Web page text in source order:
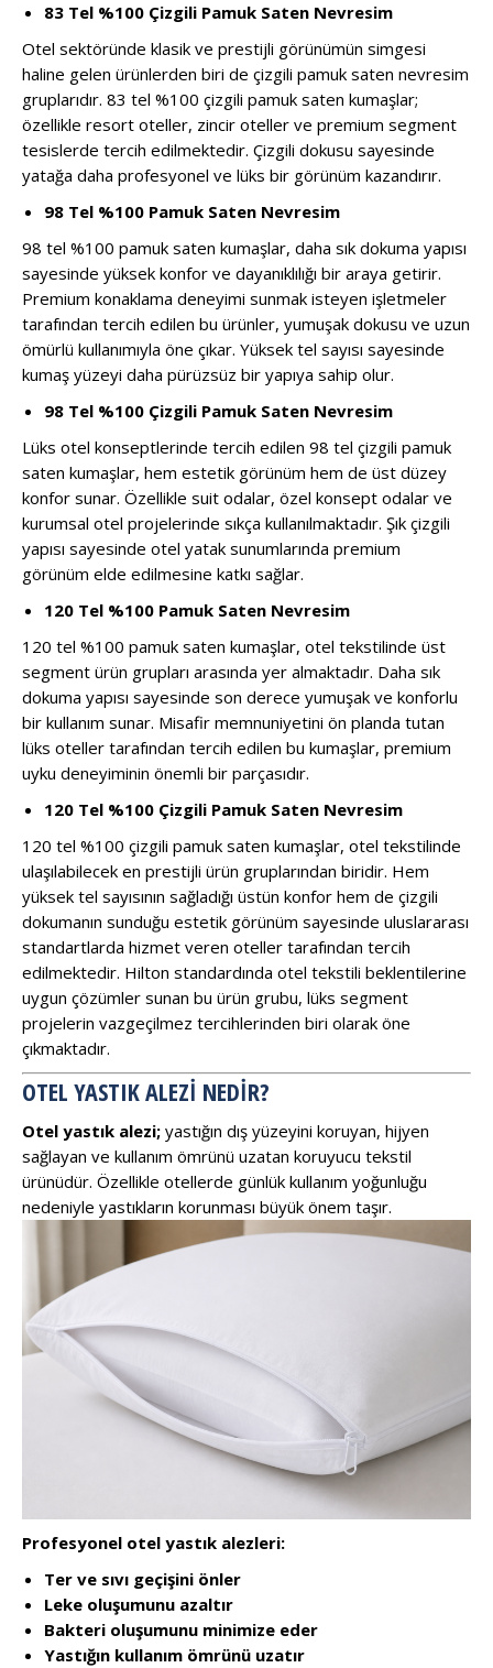
83 Tel %100 Çizgili Pamuk Saten Nevresim
Otel sektöründe klasik ve prestijli görünümün simgesi
haline gelen ürünlerden biri de çizgili pamuk saten nevresim
gruplarıdır. 83 tel %100 çizgili pamuk saten kumaşlar;
özellikle resort oteller, zincir oteller ve premium segment
tesislerde tercih edilmektedir. Çizgili dokusu sayesinde
yatağa daha profesyonel ve lüks bir görünüm kazandırır.
98 Tel %100 Pamuk Saten Nevresim
98 tel %100 pamuk saten kumaşlar, daha sık dokuma yapısı
sayesinde yüksek konfor ve dayanıklılığı bir araya getirir.
Premium konaklama deneyimi sunmak isteyen işletmeler
tarafından tercih edilen bu ürünler, yumuşak dokusu ve uzun
ömürlü kullanımıyla öne çıkar. Yüksek tel sayısı sayesinde
kumaş yüzeyi daha pürüzsüz bir yapıya sahip olur.
98 Tel %100 Çizgili Pamuk Saten Nevresim
Lüks otel konseptlerinde tercih edilen 98 tel çizgili pamuk
saten kumaşlar, hem estetik görünüm hem de üst düzey
konfor sunar. Özellikle suit odalar, özel konsept odalar ve
kurumsal otel projelerinde sıkça kullanılmaktadır. Şık çizgili
yapısı sayesinde otel yatak sunumlarında premium
görünüm elde edilmesine katkı sağlar.
120 Tel %100 Pamuk Saten Nevresim
120 tel %100 pamuk saten kumaşlar, otel tekstilinde üst
segment ürün grupları arasında yer almaktadır. Daha sık
dokuma yapısı sayesinde son derece yumuşak ve konforlu
bir kullanım sunar. Misafir memnuniyetini ön planda tutan
lüks oteller tarafından tercih edilen bu kumaşlar, premium
uyku deneyiminin önemli bir parçasıdır.
120 Tel %100 Çizgili Pamuk Saten Nevresim
120 tel %100 çizgili pamuk saten kumaşlar, otel tekstilinde
ulaşılabilecek en prestijli ürün gruplarından biridir. Hem
yüksek tel sayısının sağladığı üstün konfor hem de çizgili
dokumanın sunduğu estetik görünüm sayesinde uluslararası
standartlarda hizmet veren oteller tarafından tercih
edilmektedir. Hilton standardında otel tekstili beklentilerine
uygun çözümler sunan bu ürün grubu, lüks segment
projelerin vazgeçilmez tercihlerinden biri olarak öne
çıkmaktadır.
OTEL YASTIK ALEZI NEDIR?
Otel yastık alezi; yastığın dış yüzeyini koruyan, hijyen
sağlayan ve kullanım ömrünü uzatan koruyucu tekstil
ürünüdür. Özellikle otellerde günlük kullanım yoğunluğu
nedeniyle yastıkların korunması büyük önem taşır.
Profesyonel otel yastık alezleri:
Ter ve sıvı geçişini önler
Leke oluşumunu azaltır
Bakteri oluşumunu minimize eder
Yastığın kullanım ömrünü uzatır